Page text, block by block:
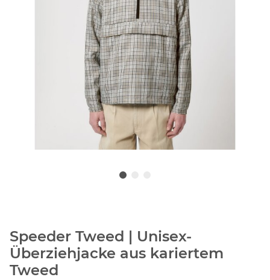
Speeder Tweed | Unisex-
Überziehjacke aus kariertem
Tweed